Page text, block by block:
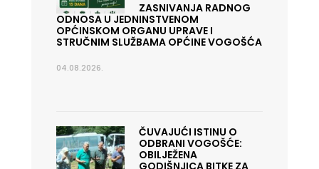
ZASNIVANJA RADNOG
ODNOSA U JEDNINSTVENOM
OPĆINSKOM ORGANU UPRAVE I
STRUČNIM SLUŽBAMA OPĆINE VOGOŠĆA
04.08.2026.
ČUVAJUĆI ISTINU O
ODBRANI VOGOŠĆE:
OBILJEŽENA
GODIŠNJICA BITKE ZA